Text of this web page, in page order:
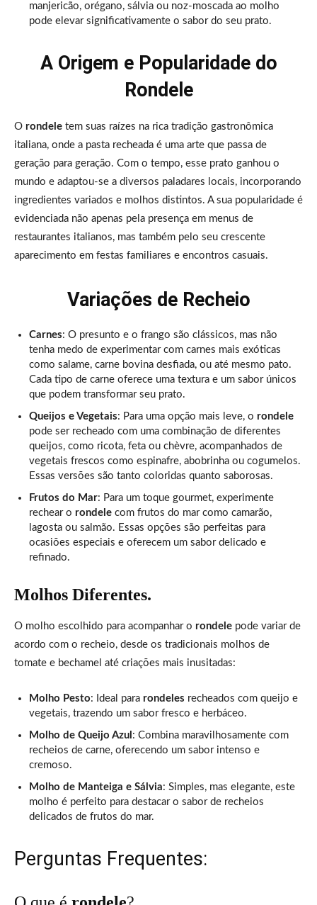
manjericão, orégano, sálvia ou noz-moscada ao molho
pode elevar significativamente o sabor do seu prato.
A Origem e Popularidade do
Rondele
O rondele tem suas raízes na rica tradição gastronômica
italiana, onde a pasta recheada é uma arte que passa de
geração para geração. Com o tempo, esse prato ganhou o
mundo e adaptou-se a diversos paladares locais, incorporando
ingredientes variados e molhos distintos. A sua popularidade é
evidenciada não apenas pela presença em menus de
restaurantes italianos, mas também pelo seu crescente
aparecimento em festas familiares e encontros casuais.
Variações de Recheio
Carnes: O presunto e o frango são clássicos, mas não
tenha medo de experimentar com carnes mais exóticas
como salame, carne bovina desfiada, ou até mesmo pato.
Cada tipo de carne oferece uma textura e um sabor únicos
que podem transformar seu prato.
Queijos e Vegetais: Para uma opção mais leve, o rondele
pode ser recheado com uma combinação de diferentes
queijos, como ricota, feta ou chèvre, acompanhados de
vegetais frescos como espinafre, abobrinha ou cogumelos.
Essas versões são tanto coloridas quanto saborosas.
Frutos do Mar: Para um toque gourmet, experimente
rechear o rondele com frutos do mar como camarão,
lagosta ou salmão. Essas opções são perfeitas para
ocasiões especiais e oferecem um sabor delicado e
refinado.
Molhos Diferentes.
O molho escolhido para acompanhar o rondele pode variar de
acordo com o recheio, desde os tradicionais molhos de
tomate e bechamel até criações mais inusitadas:
Molho Pesto: Ideal para rondeles recheados com queijo e
vegetais, trazendo um sabor fresco e herbáceo.
Molho de Queijo Azul : Combina maravilhosamente com
recheios de carne, oferecendo um sabor intenso e
cremoso.
Molho de Manteiga e Sálvia: Simples, mas elegante, este
molho é perfeito para destacar o sabor de recheios
delicados de frutos do mar.
Perguntas Frequentes: